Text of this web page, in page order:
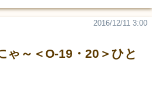
ゃ～＜O-19・20＞ひと
2016/12/11 3:00